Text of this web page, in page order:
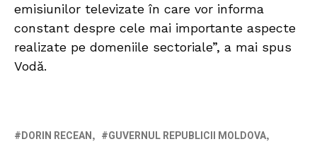
emisiunilor televizate în care vor informa
constant despre cele mai importante aspecte
realizate pe domeniile sectoriale”, a mai spus
Vodă.
DORIN RECEAN
GUVERNUL REPUBLICII MOLDOVA